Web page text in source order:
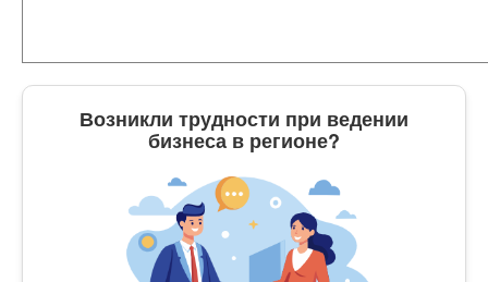
Возникли трудности при ведении
бизнеса в регионе?